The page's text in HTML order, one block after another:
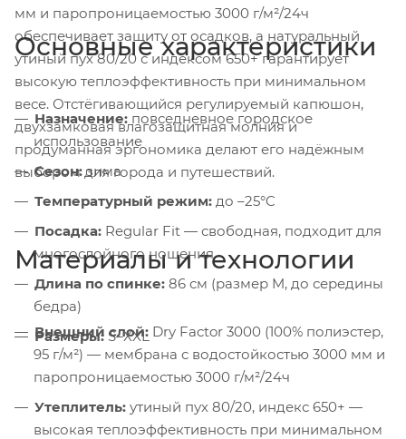
мм и паропроницаемостью 3000 г/м²/24ч
обеспечивает защиту от осадков, а натуральный
утиный пух 80/20 с индексом 650+ гарантирует
высокую теплоэффективность при минимальном
весе. Отстёгивающийся регулируемый капюшон,
двухзамковая влагозащитная молния и
продуманная эргономика делают его надёжным
выбором для города и путешествий.
Основные характеристики
Назначение: повседневное городское
использование
Сезон:зима
Температурный режим: до –25°C
Посадка: Regular Fit — свободная, подходит для
многослойного ношения
Длина по спинке: 86 см (размер M, до середины
бедра)
Размеры: S–XXL
Материалы и технологии
Внешний слой: Dry Factor 3000 (100% полиэстер,
95 г/м²) — мембрана с водостойкостью 3000 мм и
паропроницаемостью 3000 г/м²/24ч
Утеплитель: утиный пух 80/20, индекс 650+ —
высокая теплоэффективность при минимальном